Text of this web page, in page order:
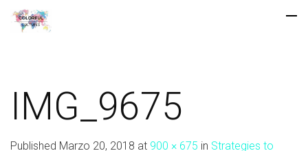
IMG_9675
Published Marzo 20, 2018 at 900 × 675 in Strategies to